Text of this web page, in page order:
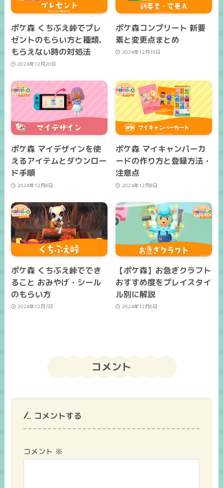
ポケ森 くちぶえ峠でプレ
ゼントのもらい方と種類、
もらえない時の対処法
2024年12月20日
ポケ森コンプリート 新要
素と変更点まとめ
2024年12月18日
ポケ森 マイデザインを使
えるアイテムとダウンロー
ド手順
2024年12月8日
ポケ森 マイキャンパーカ
ードの作り方と登録方法・
注意点
2024年12月8日
ポケ森 くちぶえ峠ででき
ること おみやげ・シール
のもらい方
2024年12月7日
【ポケ森】お急ぎクラフト
おすすめ度をプレイスタイ
ル別に解説
2024年12月6日
コメント
コメントする
コメント ※